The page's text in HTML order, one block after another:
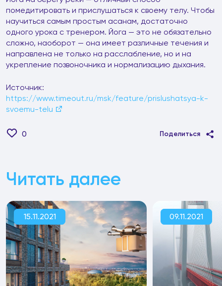
помедитировать и прислушаться к своему телу. Чтобы
научиться самым простым асанам, достаточно
одного урока с тренером. Йога — это не обязательно
сложно, наоборот — она имеет различные течения и
направлена не только на расслабление, но и на
укрепление позвоночника и нормализацию дыхания.
Источник:
https://www.timeout.ru/msk/feature/prislushatsya-k-
svoemu-telu
0 Поделиться
Читать далее
15.11.2021 09.11.2021